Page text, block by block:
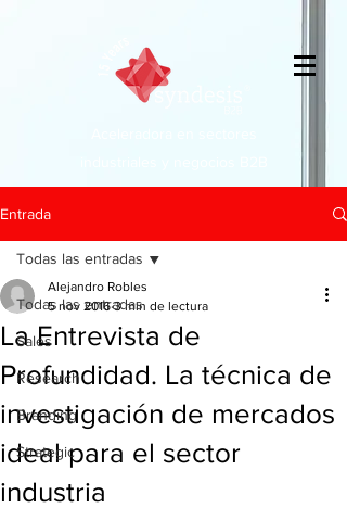
Entrada
Todas las entradas
Sales
Research
Branding
Strategic
Todas las entradas
La Entrevista de
Profundidad. La técnica de
investigación de mercados
ideal para el sector
industria
Alejandro Robles
5 nov 2016 3 min de lectura